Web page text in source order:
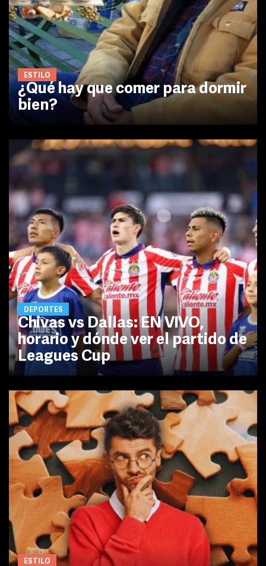
ESTILO
¿Qué hay que comer para dormir
bien?
DEPORTES
Chivas vs Dallas: EN VIVO,
horario y dónde ver el partido de
Leagues Cup
ESTILO